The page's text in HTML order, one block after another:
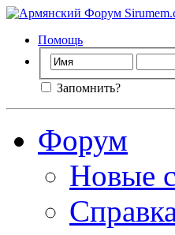
Помощь
Запомнить?
Форум
Новые
Справка